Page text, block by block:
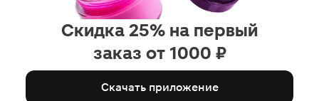
Скидка 25% на первый
заказ от 1000 ₽
Скачать приложение